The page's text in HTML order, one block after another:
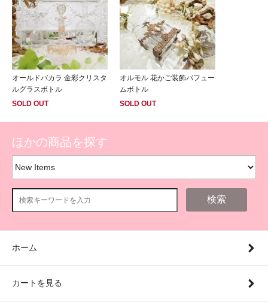
オールドバカラ 金彩クリスタ
ルグラスボトル
SOLD OUT
オルモル 花かご装飾パフュー
ムボトル
SOLD OUT
ほかの商品を探す
検索
ホーム
カートを見る